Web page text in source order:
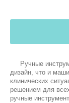
Ручные
дизайн, что и
клинических
решением для
ручные